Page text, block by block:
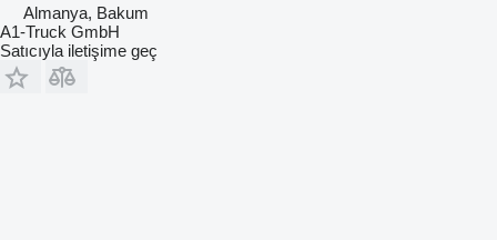
Almanya, Bakum
A1-Truck GmbH
Satıcıyla iletişime geç